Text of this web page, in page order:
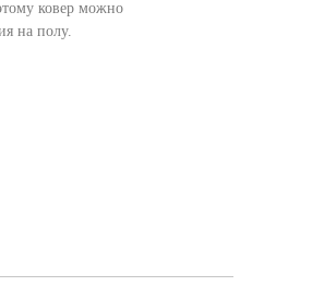
ковер можно
на полу.